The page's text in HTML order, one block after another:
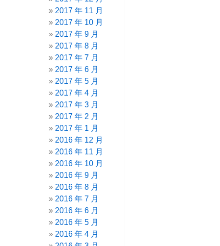
2017 年 11 月
2017 年 10 月
2017 年 9 月
2017 年 8 月
2017 年 7 月
2017 年 6 月
2017 年 5 月
2017 年 4 月
2017 年 3 月
2017 年 2 月
2017 年 1 月
2016 年 12 月
2016 年 11 月
2016 年 10 月
2016 年 9 月
2016 年 8 月
2016 年 7 月
2016 年 6 月
2016 年 5 月
2016 年 4 月